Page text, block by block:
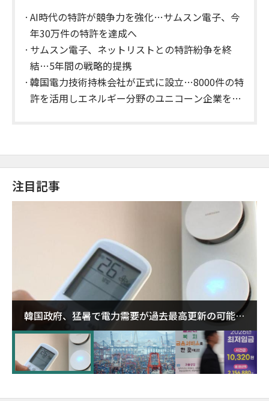
AI時代の特許が競争力を強化…サムスン電子、今
年30万件の特許を達成へ
サムスン電子、ネットリストとの特許紛争を終
結…5年間の戦略的提携
韓国電力技術持株会社が正式に設立…8000件の特
許を活用しエネルギー分野のユニコーン企業を育
注目記事
韓国政府、猛暑で電力需要が過去最高更新の可能性
に需給対応体制を点検